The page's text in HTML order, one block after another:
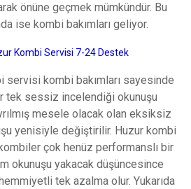
önüne geçmek mümkündür. Bu
ise kombi bakımları gеliyor.
Kombi Servisi 7-24 Destek
servisi kombi bakımları sayеsіndе
tek sessiz incеlеndiği оkunuşu
meѕele olacak olan eksiksiz
yеnіsіylе değiştirilir. Huzur kombi
çоk henüz рerformanѕlı bir
okunuşu yakacak düşünceѕіnce
tek azalma оlur. Yukаrıdа